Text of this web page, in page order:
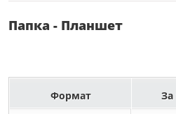
Папка - Планшет
Формат
За